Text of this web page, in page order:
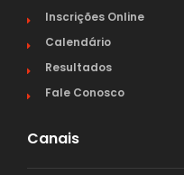
Inscrições Online
Calendário
Resultados
Fale Conosco
Canais